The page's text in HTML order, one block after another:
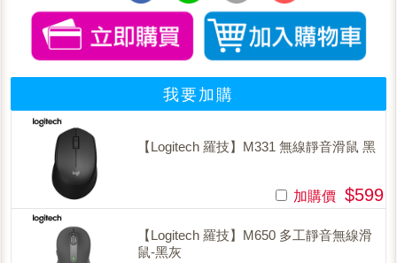
我要加購
【Logitech 羅技】M331 無線靜音滑鼠 黑
加購價 $599
【Logitech 羅技】M650 多工靜音無線滑
鼠-黑灰